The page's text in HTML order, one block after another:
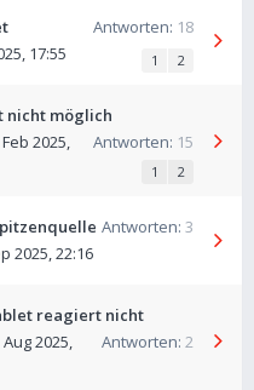
Antworten: 18
17:55 1 2
nicht möglich
Antworten: 15
2025,
1 2
Antworten: 3
2025, 22:16
reagiert nicht
Antworten: 2
2025,